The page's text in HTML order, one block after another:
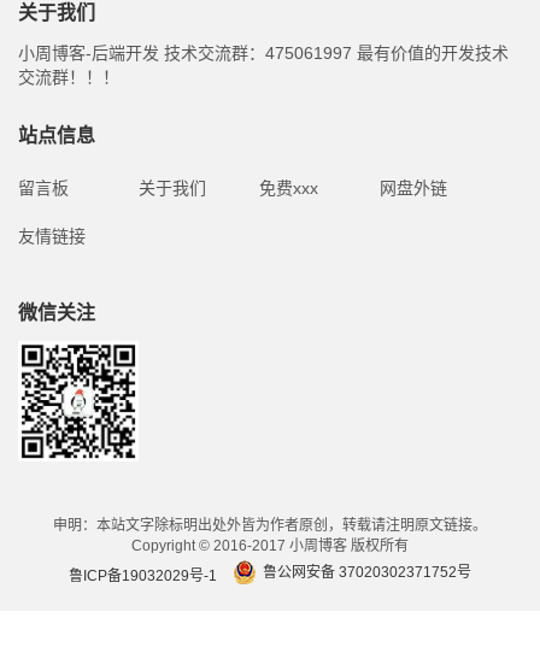
关于我们
小周博客-后端开发 技术交流群：475061997 最有价值的开发技术
交流群！！！
站点信息
留言板 关于我们 免费xxx 网盘外链
友情链接
微信关注
申明：本站文字除标明出处外皆为作者原创，转载请注明原文链接。
Copyright © 2016-2017 小周博客 版权所有
鲁ICP备19032029号-1
鲁公网安备 37020302371752号